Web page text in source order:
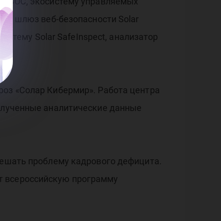
шлюз веб-безопасности Solar
Solar SafeInspect, анализатор
«Солар Кибермир». Работа центра
аналитические данные
проблему кадрового дефицита.
всероссийскую программу